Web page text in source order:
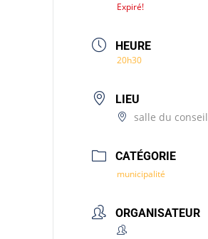
Expiré!
HEURE
20h30
LIEU
salle du conseil
CATÉGORIE
municipalité
ORGANISATEUR